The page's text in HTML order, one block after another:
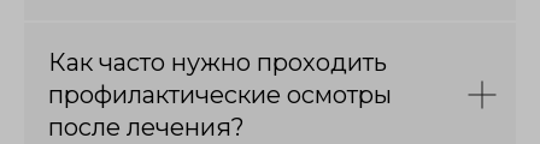
Как часто нужно проходить
профилактические осмотры
после лечения?